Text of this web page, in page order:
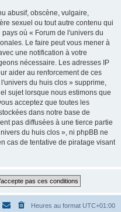
abusif, obscène, vulgaire,
sexuel ou tout autre contenu qui
où « Forum de l'univers du
Le faire peut vous mener à
une notification à votre
nécessaire. Les adresses IP
aider au renforcement de ces
du huis clos » supprime,
sujet lorsque nous estimons que
acceptez que toutes les
dans notre base de
pas diffusées à une tierce partie
du huis clos », ni phpBB ne
cas de tentative de piratage visant
Heures au format UTC+01:00